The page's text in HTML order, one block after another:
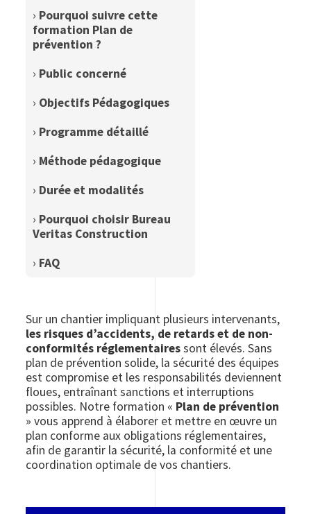
› Pourquoi suivre cette
formation Plan de
prévention ?
› Public concerné
› Objectifs Pédagogiques
› Programme détaillé
› Méthode pédagogique
› Durée et modalités
› Pourquoi choisir Bureau
Veritas Construction
› FAQ
Sur un chantier impliquant plusieurs intervenants,
les risques d’accidents, de retards et de non-
conformités réglementairessont élevés. Sans
plan de prévention solide, la sécurité des équipes
est compromise et les responsabilités deviennent
floues, entraînant sanctions et interruptions
possibles. Notre formation « Plan de prévention
» vous apprend à élaborer et mettre en œuvre un
plan conforme aux obligations réglementaires,
afin de garantir la sécurité, la conformité et une
coordination optimale de vos chantiers.